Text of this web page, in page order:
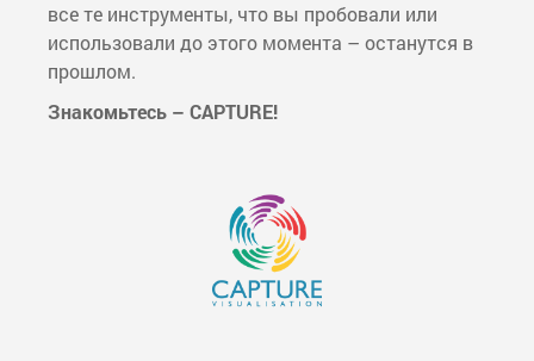
все те инструменты, что вы пробовали или
использовали до этого момента – останутся в
прошлом.
Знакомьтесь – CAPTURE!